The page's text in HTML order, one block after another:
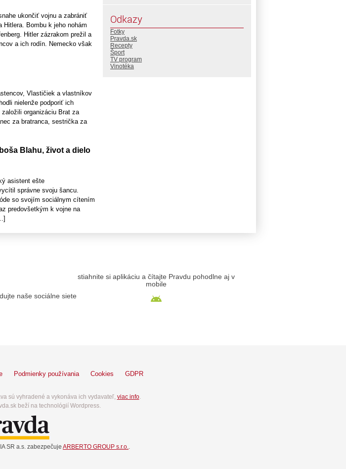
ukončiť vojnu a zabrániť
Hitlera. Bombu k jeho nohám
Hitler zázrakom prežil a
a ich rodín. Nemecko však
Vlastičiek a vlastníkov
nielenže podporiť ich
organizáciu Brat za
za bratranca, sestrička za
Blahu, život a dielo
asistent ešte
správne svoju šancu.
so svojím sociálnym cítením
predovšetkým k vojne na
Odkazy
Fotky
Pravda.sk
Recepty
Šport
TV program
Vinotéka
naše sociálne siete
stiahnite si aplikáciu a čítajte Pravdu pohodlne aj v
mobile
Podmienky používania Cookies GDPR
sú vyhradené a vykonáva ich vydavateľ, viac info.
beží na technológií Wordpress.
SR a.s. zabezpečuje ARBERTO GROUP s.r.o.